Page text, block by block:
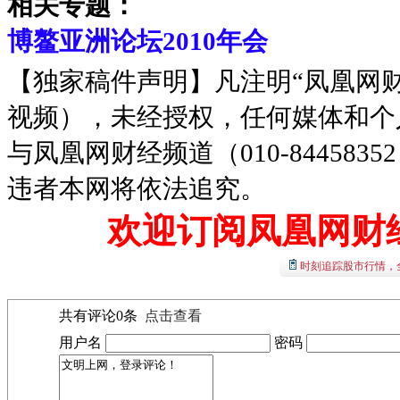
博鳌亚洲论坛2010年会
【独家稿件声明】凡注明“凤凰
视频），未经授权，任何媒体和
与凤凰网财经频道（010-
违者本网将依法追究。
欢迎订阅凤凰网财
时刻追踪股市行情
共有评论0条
点击查看
用户名
密码